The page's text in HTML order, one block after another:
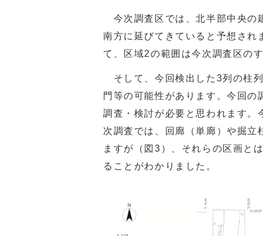
今次調査区では、北半部中央の
南方に延びてきていると予想され
て、区域2の範囲は今次調査区の
そして、今回検出した 3列の柱
門等の可能性があります。今回の
調査・検討が必要と思われます。
次調査では、回廊（単廊）や掘立
ますが（図 3 ）、それらの区画と
ることがわかりました。